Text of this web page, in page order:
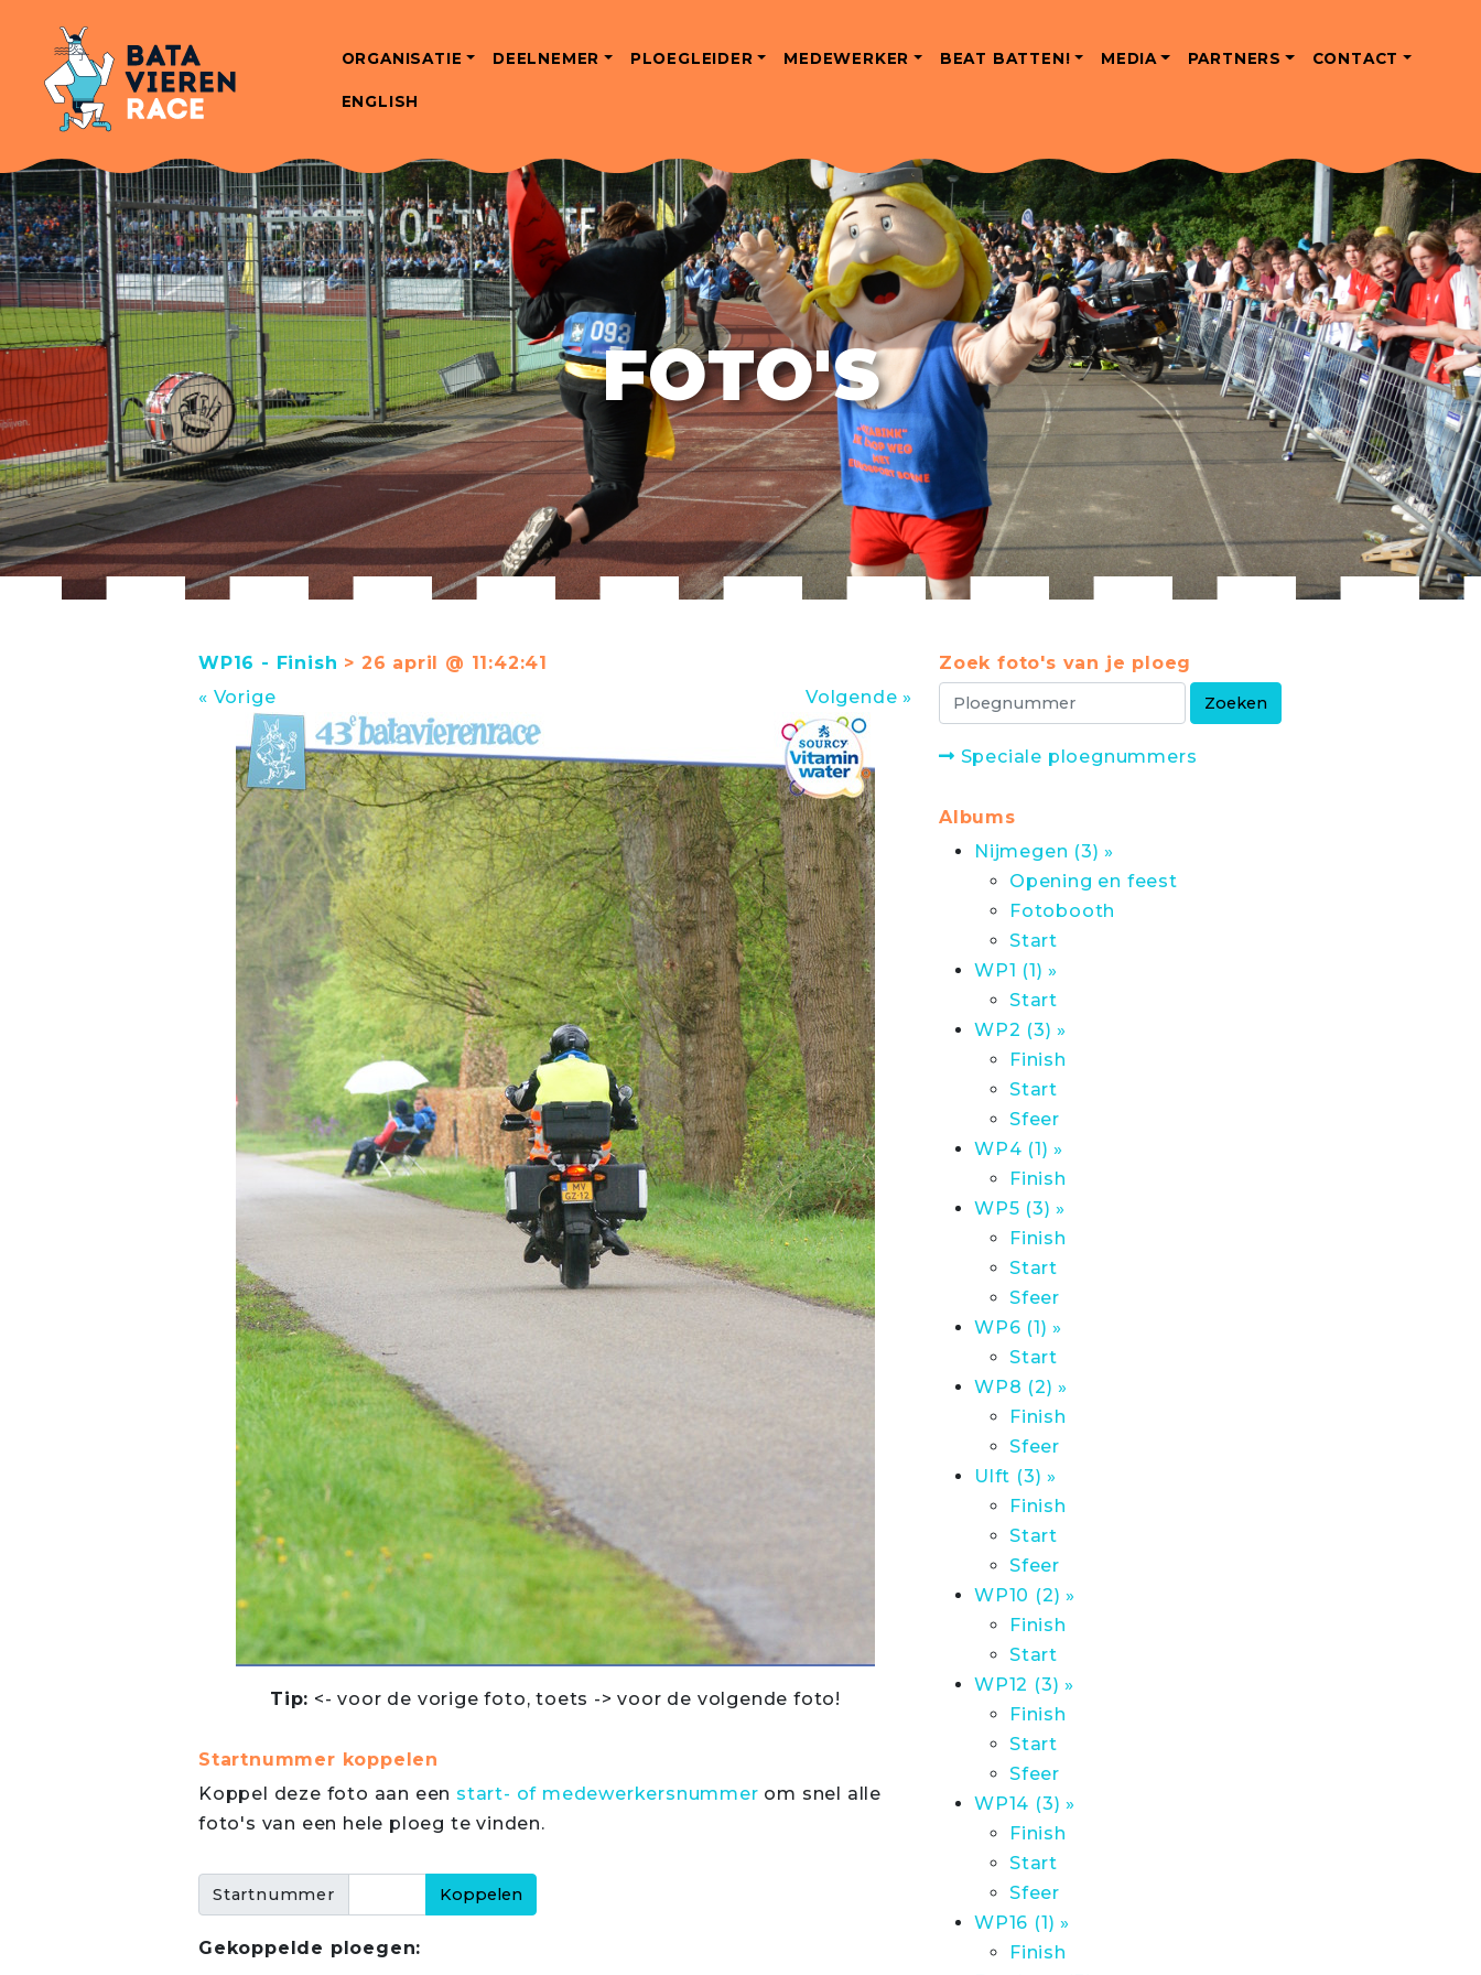
ORGANISATIE DEELNEMER PLOEGLEIDER MEDEWERKER BEAT BATTEN! MEDIA PARTNERS CONTACT
ENGLISH
FOTO'S
WP16 - Finish > 26 april @ 11:42:41
« Vorige
Volgende »
Tip: <- voor de vorige foto, toets -> voor de volgende foto!
Startnummer koppelen
Koppel deze foto aan een start- of medewerkersnummer om snel alle
foto's van een hele ploeg te vinden.
Startnummer
Gekoppelde ploegen:
Zoek foto's van je ploeg
Speciale ploegnummers
Albums
Nijmegen (3) »
Opening en feest
Fotobooth
Start
WP1 (1) »
Start
WP2 (3) »
Finish
Start
Sfeer
WP4 (1) »
Finish
WP5 (3) »
Finish
Start
Sfeer
WP6 (1) »
Start
WP8 (2) »
Finish
Sfeer
Ulft (3) »
Finish
Start
Sfeer
WP10 (2) »
Finish
Start
WP12 (3) »
Finish
Start
Sfeer
WP14 (3) »
Finish
Start
Sfeer
WP16 (1) »
Finish